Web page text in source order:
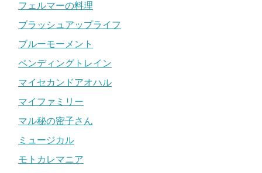
フェルマーの料理
ブラッシュアップライフ
ブルーモーメント
ペンディングトレイン
マイセカンドアオハル
マイファミリー
マル秘の密子さん
ミュージカル
モトカレマニア